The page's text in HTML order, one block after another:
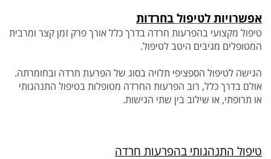
אפשרויות לטיפול בחרדות
טיפול מקצועי בהפרעות חרדה בדרך כלל אורך פרק זמן קצר ומרבית
המטופלים מגיבים היטב לטיפול.
הגישה לטיפול הספציפי תלויה בסוג של הפרעת חרדה ובחומרתה.
אולם בדרך כלל, רוב הפרעות החרדה מטופלות בטיפול התנהגותי
או תרופתי, או שילוב בין שתי הגישות.
טיפול התנהגותי בהפרעות חרדה